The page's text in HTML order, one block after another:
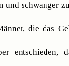
und schwanger
die das
entschieden,